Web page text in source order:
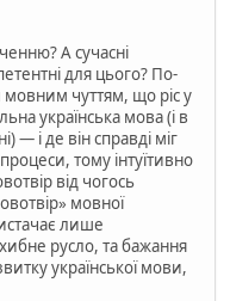
А сучасні
для цього? По-
чуттям, що ріс у
українська мова (і в
— і де він справді міг
тому інтуїтивно
від чогось
мовної
лише
русло, та бажання
української мови,